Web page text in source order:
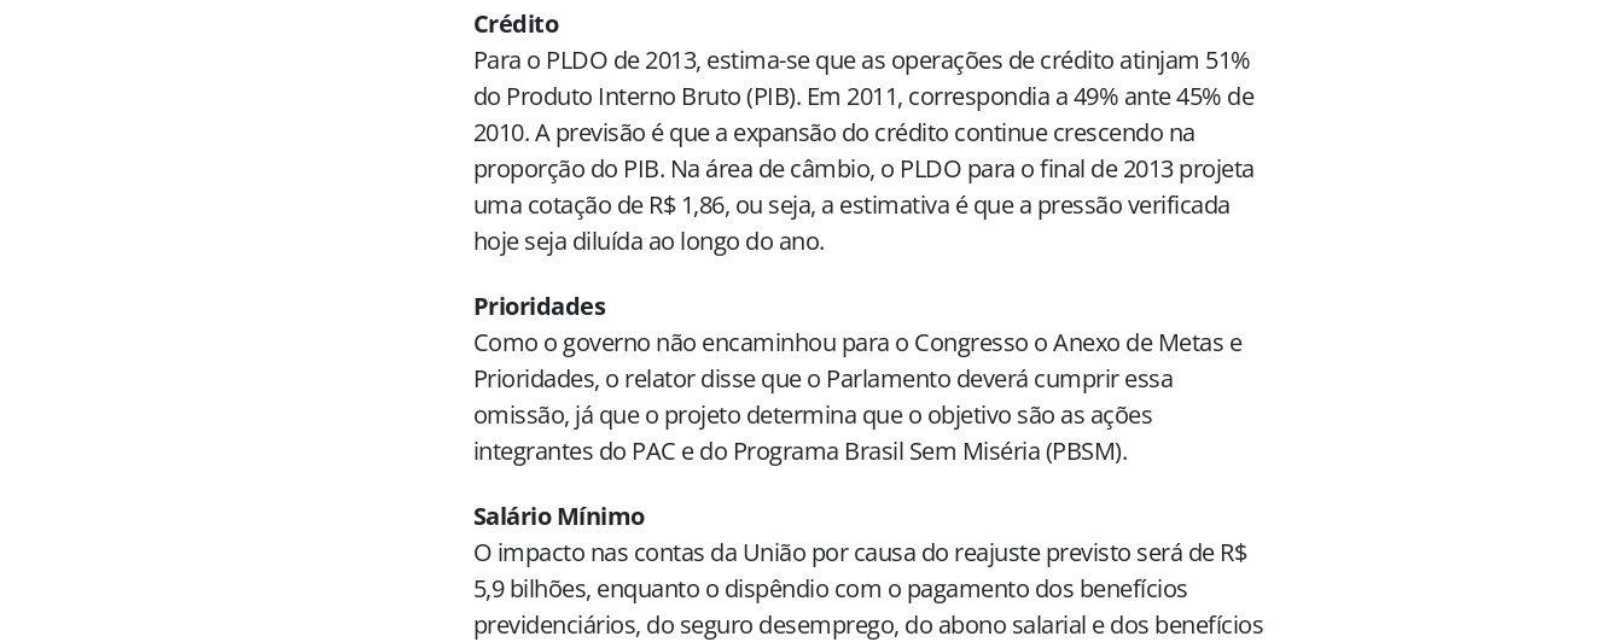
Crédito
Para o PLDO de 2013, estima-se que as operações de crédito atinjam 51%
do Produto Interno Bruto (PIB). Em 2011, correspondia a 49% ante 45% de
2010. Aprevisão é que a expansão do crédito continue crescendo na
proporção do PIB. Na área de câmbio, o PLDO para o final de 2013 projeta
uma cotação de R$ 1,86, ou seja, a estimativa é que a pressão verificada
hoje seja diluída ao longo do ano.
Prioridades
Como o governo não encaminhou para o Congresso o Anexo de Metas e
Prioridades, o relator disse que o Parlamento deverá cumprir essa
omissão, já que o projeto determina que o objetivo são as ações
integrantes do PAC e do Programa Brasil Sem Miséria (PBSM).
Salário Mínimo
O impacto nas contas da União por causa do reajuste previsto será de R$
5,9 bilhões, enquanto o dispêndio com o pagamento dos benefícios
previdenciários, do seguro desemprego, do abono salarial e dos benefícios